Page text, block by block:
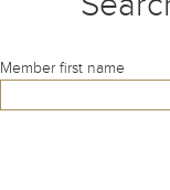
Member first name